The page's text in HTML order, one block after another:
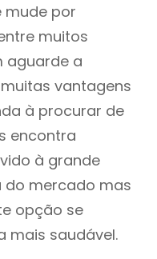
mude por
muitos
aguarde a
vantagens
à procurar de
encontra
à grande
mercado mas
opção se
mais saudável.